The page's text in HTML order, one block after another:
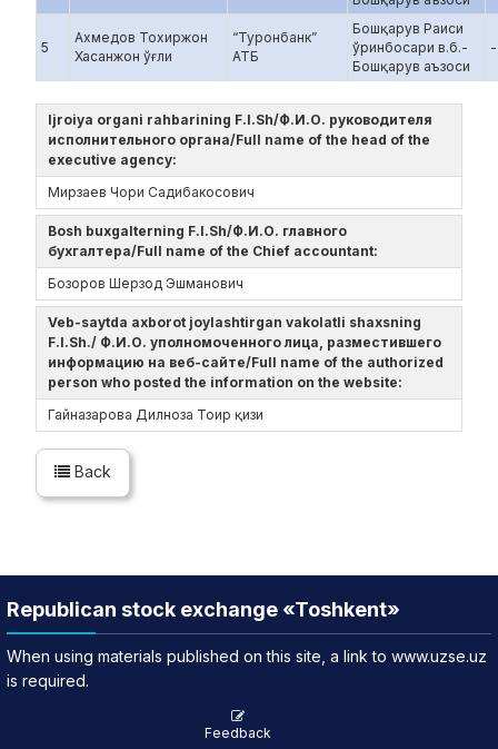
5
Ахмедов Тохиржон
Хасанжон ўғли
“Туронбанк”
АТБ
Бошқарув Раиси
ўринбосари в.б.-
Бошқарув аъзоси
-
Ijroiya organi rahbarining F.I.Sh/Ф.И.О. руководителя
исполнительного органа/Full name of the head of the
executive agency:
Мирзаев Чори Садибакосович
Bosh buxgalterning F.I.Sh/Ф.И.О. главного
бухгалтера/Full name of the Chief accountant:
Бозоров Шерзод Эшманович
Veb-saytda axborot joylashtirgan vakolatli shaxsning
F.I.Sh./ Ф.И.О. уполномоченного лица, разместившего
информацию на веб-сайте/Full name of the authorized
person who posted the information on the website:
Гайназарова Дилноза Тоир қизи
Back
Republican stock exchange «Toshkent»
When using materials published on this site, a link to www.uzse.uz
is required.
Feedback